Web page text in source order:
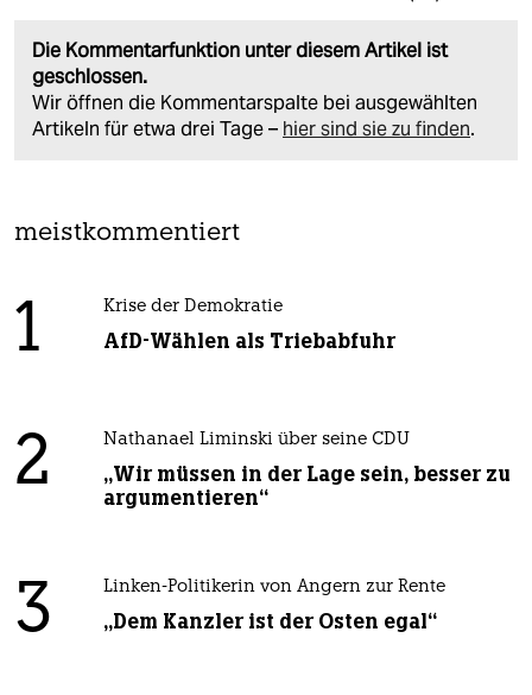
Die Kommentarfunktion unter diesem Artikel ist
geschlossen.
Wir öffnen die Kommentarspalte bei ausgewählten
Artikeln für etwa drei Tage – hier sind sie zu finden.
meistkommentiert
1 Krise der Demokratie
AfD-Wählen als Triebabfuhr
2 Nathanael Liminski über seine CDU
„Wir müssen in der Lage sein, besser zu
argumentieren“
3 Linken-Politikerin von Angern zur Rente
„Dem Kanzler ist der Osten egal“